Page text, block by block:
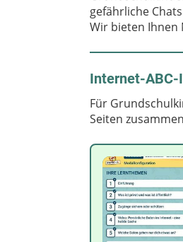
gefährliche
Wir bieten Ihnen
Internet-
Für
Seiten